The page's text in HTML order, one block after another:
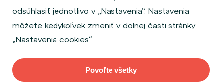
Povinne zverejňované informácie
Finančná výkonnosť
Regulation S, Rule 144a
MiFID Information
Disclaimer
Copyright © 2026 WOOD & Company Všetky práva vyhradené. (WOOD &
odsúhlasiť jednotlivo v „Nastavenia“. Nastavenia
môžete kedykoľvek zmeniť v dolnej časti stránky
„Nastavenia cookies“.
Povoľte všetky